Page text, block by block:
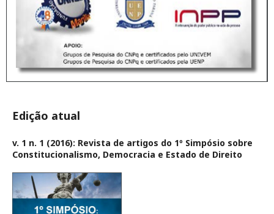
Edição atual
v. 1 n. 1 (2016): Revista de artigos do 1º Simpósio sobre
Constitucionalismo, Democracia e Estado de Direito